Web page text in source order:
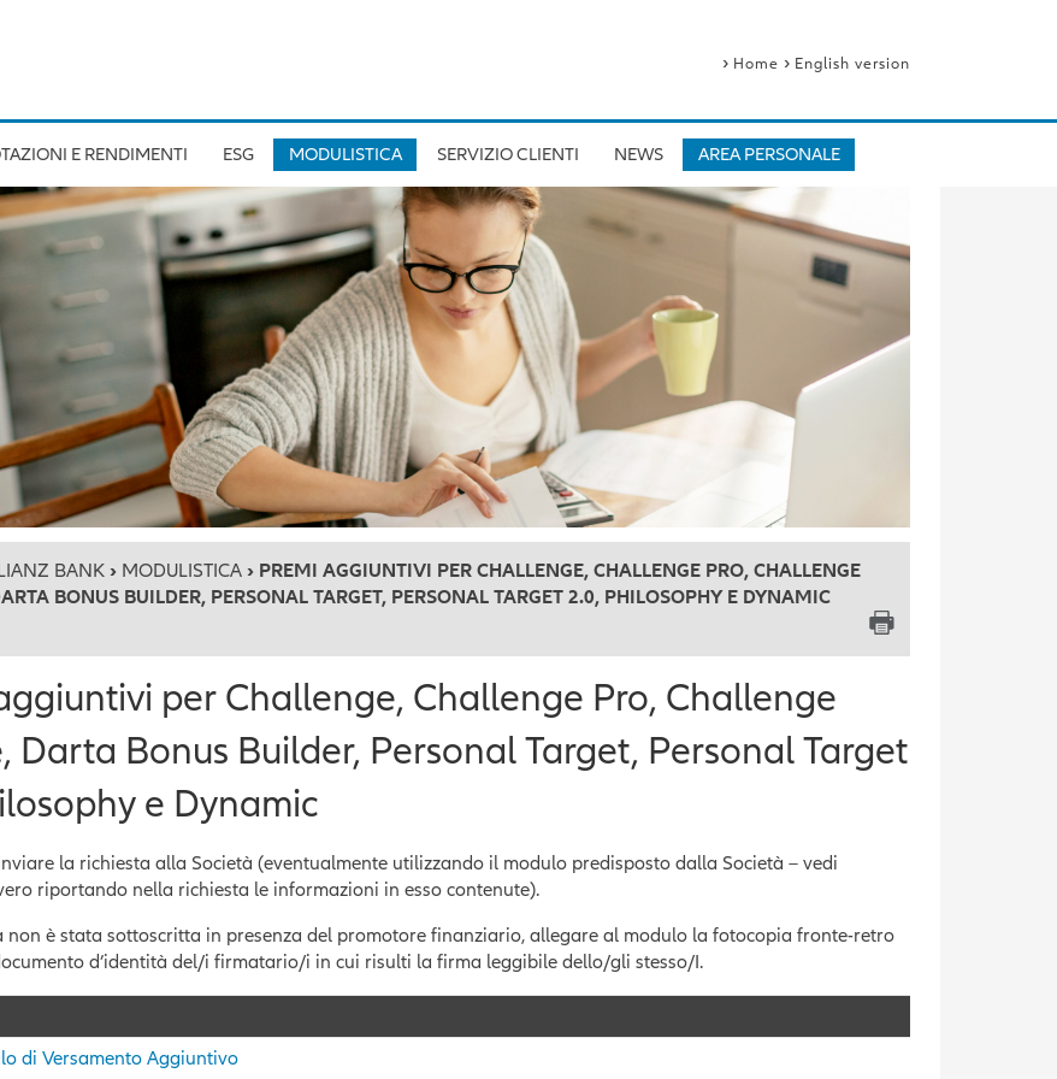
› Home › English version
E RENDIMENTI ESG MODULISTICA SERVIZIO CLIENTI NEWS AREA PERSONALE
BANK› MODULISTICA› PREMI AGGIUNTIVI PER CHALLENGE, CHALLENGE PRO, CHALLENGE
BONUS BUILDER, PERSONAL TARGET, PERSONAL TARGET 2.0, PHILOSOPHY E DYNAMIC
per Challenge, Challenge Pro, Challenge
Darta Bonus Builder, Personal Target, Personal Target
e Dynamic
la richiesta alla Società (eventualmente utilizzando il modulo predisposto dalla Società – vedi
riportando nella richiesta le informazioni in esso contenute).
non è stata sottoscritta in presenza del promotore finanziario, allegare al modulo la fotocopia fronte-retro
d’identità del/i firmatario/i in cui risulti la firma leggibile dello/gli stesso/I.
di Versamento Aggiuntivo